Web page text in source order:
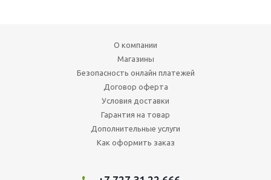
О компании
Магазины
Безопасность онлайн платежей
Договор оферта
Условия доставки
Гарантия на товар
Дополнительные услуги
Как оформить заказ